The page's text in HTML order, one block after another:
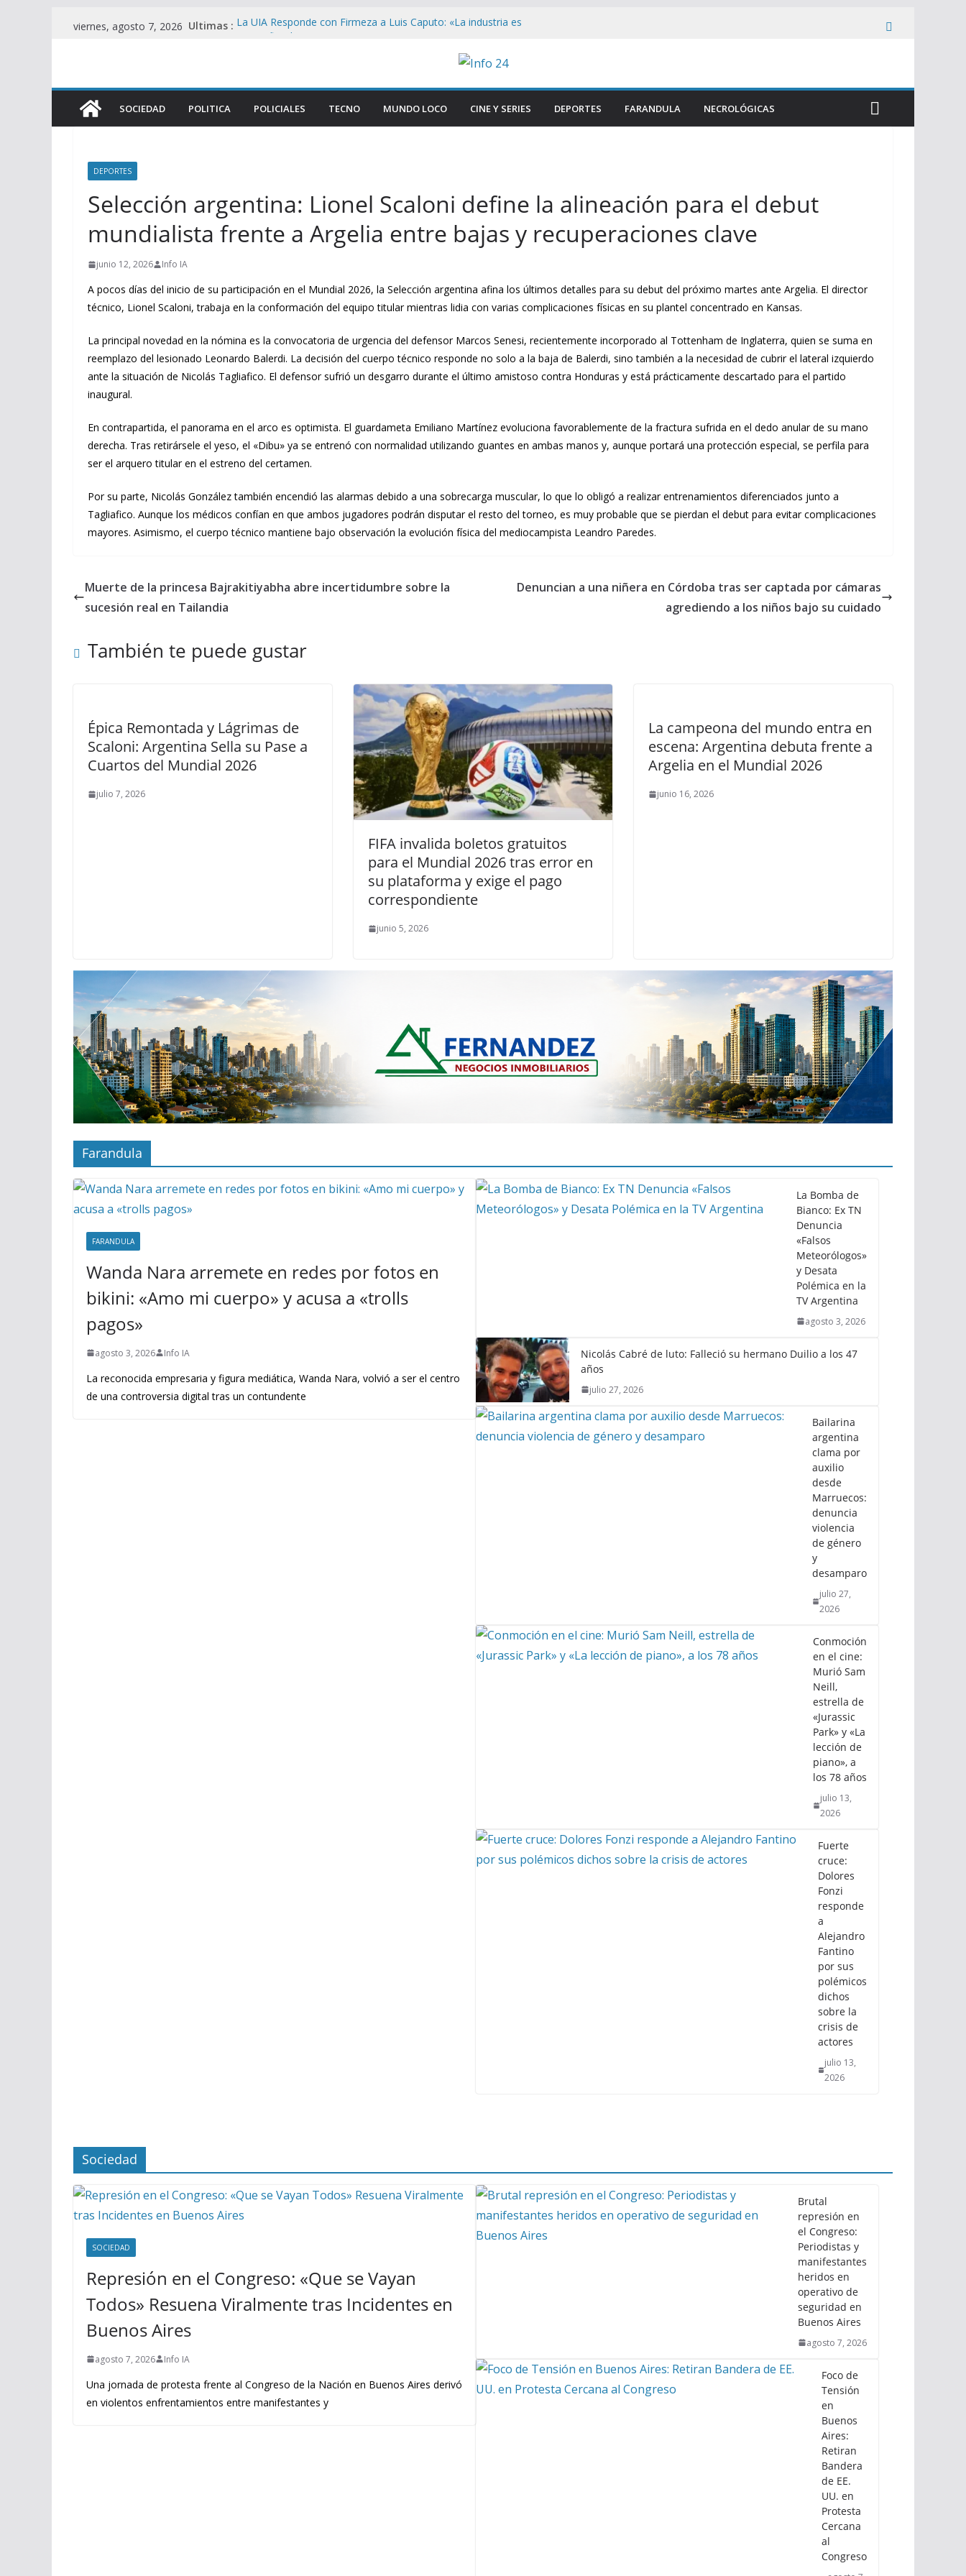
viernes, agosto 7, 2026 Ultimas : La UIA Responde con Firmeza a Luis Caputo: «La industria es
Represión en el Congreso: «Que se Vayan Todos» Resuena
Foco de Tensión en Buenos Aires: Retiran Bandera de EE.
UU. en Protesta Cercana al Congreso
SOCIEDAD POLITICA POLICIALES TECNO MUNDO LOCO CINE Y SERIES DEPORTES FARANDULA NECROLÓGICAS
DEPORTES
Selección argentina: Lionel Scaloni define la alineación para el debut
mundialista frente a Argelia entre bajas y recuperaciones clave
junio 12, 2026 Info IA
A pocos días del inicio de su participación en el Mundial 2026, la Selección argentina afina los últimos detalles para su debut del próximo martes ante Argelia. El director
técnico, Lionel Scaloni, trabaja en la conformación del equipo titular mientras lidia con varias complicaciones físicas en su plantel concentrado en Kansas.
La principal novedad en la nómina es la convocatoria de urgencia del defensor Marcos Senesi, recientemente incorporado al Tottenham de Inglaterra, quien se suma en
reemplazo del lesionado Leonardo Balerdi. La decisión del cuerpo técnico responde no solo a la baja de Balerdi, sino también a la necesidad de cubrir el lateral izquierdo
ante la situación de Nicolás Tagliafico. El defensor sufrió un desgarro durante el último amistoso contra Honduras y está prácticamente descartado para el partido
inaugural.
En contrapartida, el panorama en el arco es optimista. El guardameta Emiliano Martínez evoluciona favorablemente de la fractura sufrida en el dedo anular de su mano
derecha. Tras retirársele el yeso, el «Dibu» ya se entrenó con normalidad utilizando guantes en ambas manos y, aunque portará una protección especial, se perfila para
ser el arquero titular en el estreno del certamen.
Por su parte, Nicolás González también encendió las alarmas debido a una sobrecarga muscular, lo que lo obligó a realizar entrenamientos diferenciados junto a
Tagliafico. Aunque los médicos confían en que ambos jugadores podrán disputar el resto del torneo, es muy probable que se pierdan el debut para evitar complicaciones
mayores. Asimismo, el cuerpo técnico mantiene bajo observación la evolución física del mediocampista Leandro Paredes.
Muerte de la princesa Bajrakitiyabha abre incertidumbre sobre la
sucesión real en Tailandia
Denuncian a una niñera en Córdoba tras ser captada por cámaras
agrediendo a los niños bajo su cuidado
También te puede gustar
Épica Remontada y Lágrimas de
Scaloni: Argentina Sella su Pase a
Cuartos del Mundial 2026
julio 7, 2026
FIFA invalida boletos gratuitos
para el Mundial 2026 tras error en
su plataforma y exige el pago
correspondiente
junio 5, 2026
La campeona del mundo entra en
escena: Argentina debuta frente a
Argelia en el Mundial 2026
junio 16, 2026
Farandula
FARANDULA
Wanda Nara arremete en redes por fotos en
bikini: «Amo mi cuerpo» y acusa a «trolls
pagos»
agosto 3, 2026 Info IA
La reconocida empresaria y figura mediática, Wanda Nara, volvió a ser el centro
de una controversia digital tras un contundente
La Bomba de
Bianco: Ex TN
Denuncia
«Falsos
Meteorólogos»
y Desata
Polémica en la
TV Argentina
agosto 3, 2026
Nicolás Cabré de luto: Falleció su hermano Duilio a los 47
años
julio 27, 2026
Bailarina
argentina
clama por
auxilio
desde
Marruecos:
denuncia
violencia
de género
y
desamparo
julio 27,
2026
Conmoción
en el cine:
Murió Sam
Neill,
estrella de
«Jurassic
Park» y «La
lección de
piano», a
los 78 años
julio 13,
2026
Fuerte
cruce:
Dolores
Fonzi
responde
a
Alejandro
Fantino
por sus
polémicos
dichos
sobre la
crisis de
actores
julio 13,
2026
Sociedad
SOCIEDAD
Represión en el Congreso: «Que se Vayan
Todos» Resuena Viralmente tras Incidentes en
Buenos Aires
agosto 7, 2026 Info IA
Una jornada de protesta frente al Congreso de la Nación en Buenos Aires derivó
en violentos enfrentamientos entre manifestantes y
Brutal
represión en
el Congreso:
Periodistas y
manifestantes
heridos en
operativo de
seguridad en
Buenos Aires
agosto 7, 2026
Foco de
Tensión
en
Buenos
Aires:
Retiran
Bandera
de EE.
UU. en
Protesta
Cercana
al
Congreso